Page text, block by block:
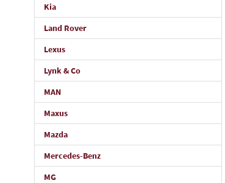
Kia
Land Rover
Lexus
Lynk & Co
MAN
Maxus
Mazda
Mercedes-Benz
MG